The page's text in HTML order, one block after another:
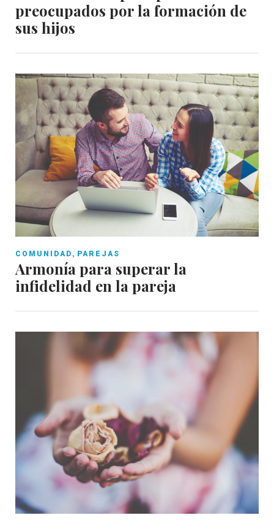
preocupados por la formación de
sus hijos
COMUNIDAD , PAREJAS
Armonía para superar la
infidelidad en la pareja